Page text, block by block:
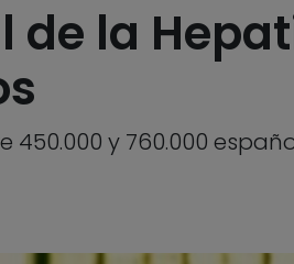
de la
450.000 y 760.000